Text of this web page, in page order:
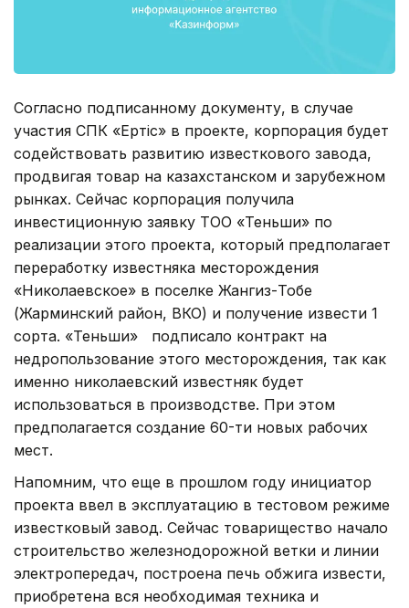
Согласно подписанному документу, в случае
участия СПК «Ертiс» в проекте, корпорация будет
содействовать развитию известкового завода,
продвигая товар на казахстанском и зарубежном
рынках. Сейчас корпорация получила
инвестиционную заявку ТОО «Теньши» по
реализации этого проекта, который предполагает
переработку известняка месторождения
«Николаевское» в поселке Жангиз-Тобе
(Жарминский район, ВКО) и получение извести 1
сорта. «Теньши» подписало контракт на
недропользование этого месторождения, так как
именно николаевский известняк будет
использоваться в производстве. При этом
предполагается создание 60-ти новых рабочих
мест.
Напомним, что еще в прошлом году инициатор
проекта ввел в эксплуатацию в тестовом режиме
известковый завод. Сейчас товарищество начало
строительство железнодорожной ветки и линии
электропередач, построена печь обжига извести,
приобретена вся необходимая техника и